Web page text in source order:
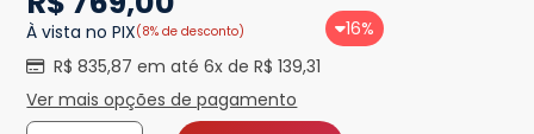
À vista no PIX(8% de desconto)
R$ 835,87 em até 6x de R$ 139,31
Ver mais opções de pagamento
16%